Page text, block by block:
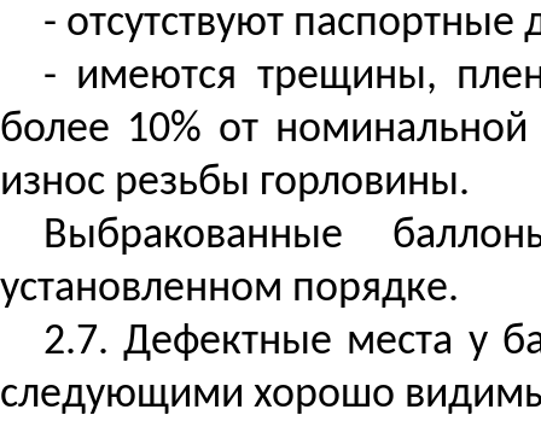
- отсутствуют паспортные
- имеются трещины,
более 10% от
износ резьбы горловины.
Выбракованные
установленном порядке.
2.7. Дефектные места у
следующими хорошо